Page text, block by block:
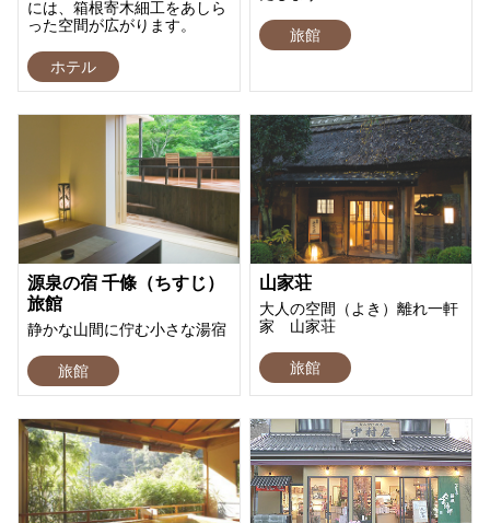
には、箱根寄木細工をあしら
った空間が広がります。
ホテル
旅館
源泉の宿 千條（ちすじ）
旅館
静かな山間に佇む小さな湯宿
旅館
山家荘
大人の空間（よき）離れ一軒
家 山家荘
旅館